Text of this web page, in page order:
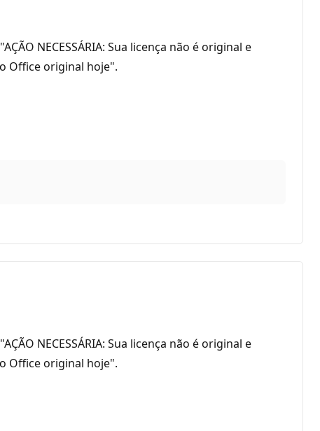
NECESSÁRIA: Sua licença não é original e
Office original hoje".
NECESSÁRIA: Sua licença não é original e
Office original hoje".